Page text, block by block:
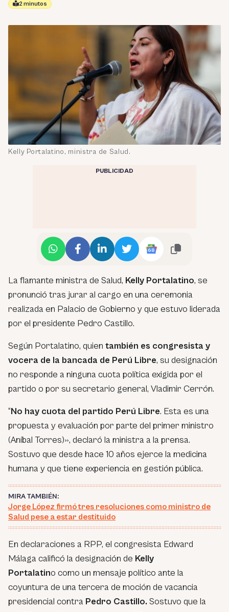
2 minutos
Kelly Portalatino, ministra de Salud.
PUBLICIDAD
La flamante ministra de Salud, Kelly Portalatino, se
pronunció tras jurar al cargo en una ceremonia
realizada en Palacio de Gobierno y que estuvo liderada
por el presidente Pedro Castillo.
Según Portalatino, quien también es congresista y
vocera de la bancada de Perú Libre, su designación
no responde a ninguna cuota política exigida por el
partido o por su secretario general, Vladimir Cerrón.
“No hay cuota del partido Perú Libre. Esta es una
propuesta y evaluación por parte del primer ministro
(Aníbal Torres)», declaró la ministra a la prensa.
Sostuvo que desde hace 10 años ejerce la medicina
humana y que tiene experiencia en gestión pública.
MIRA TAMBIÉN:
Jorge López firmó tres resoluciones como ministro de
Salud pese a estar destituido
En declaraciones a RPP, el congresista Edward
Málaga calificó la designación de Kelly
Portalatino como un mensaje político ante la
coyuntura de una tercera de moción de vacancia
presidencial contra Pedro Castillo. Sostuvo que la